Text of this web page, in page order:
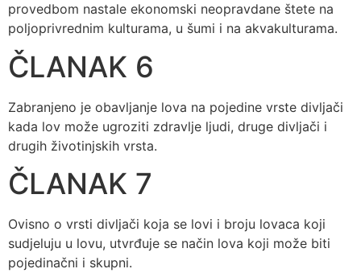
provedbom nastale ekonomski neopravdane štete na
poljoprivrednim kulturama, u šumi i na akvakulturama.
ČLANAK 6
Zabranjeno je obavljanje lova na pojedine vrste divljači
kada lov može ugroziti zdravlje ljudi, druge divljači i
drugih životinjskih vrsta.
ČLANAK 7
Ovisno o vrsti divljači koja se lovi i broju lovaca koji
sudjeluju u lovu, utvrđuje se način lova koji može biti
pojedinačni i skupni.